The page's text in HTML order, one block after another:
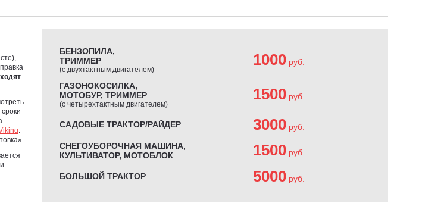
.
БЕНЗОПИЛА,
ТРИММЕР
(с двухтактным двигателем)
1000 руб.
ГАЗОНОКОСИЛКА,
МОТОБУР, ТРИММЕР
(с четырехтактным двигателем)
1500 руб.
САДОВЫЕ ТРАКТОР/РАЙДЕР 3000 руб.
СНЕГОУБОРОЧНАЯ МАШИНА,
КУЛЬТИВАТОР, МОТОБЛОК
1500 руб.
БОЛЬШОЙ ТРАКТОР 5000 руб.